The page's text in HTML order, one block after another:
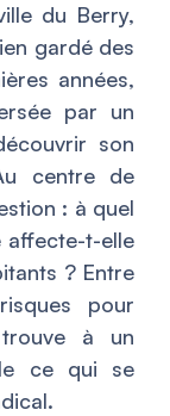
du Berry,
gardé des
années,
par un
son
centre de
: à quel
affecte-t-elle
? Entre
pour
trouve à un
ce qui se